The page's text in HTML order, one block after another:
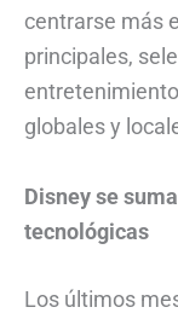
centrarse más
principales,
globales y
Disney se
tecnológicas
Los últimos